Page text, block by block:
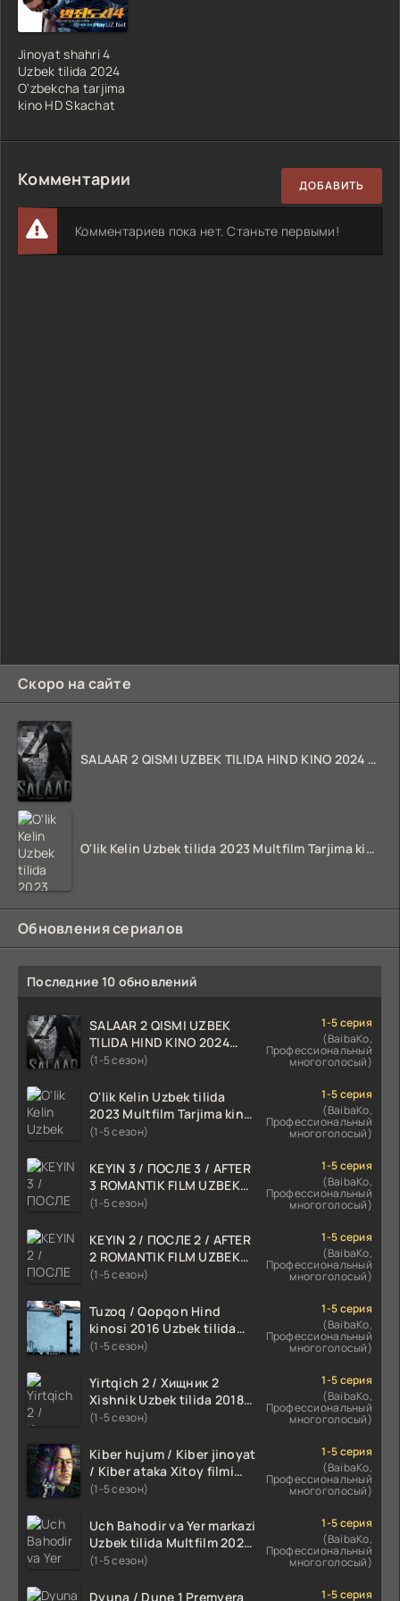
Скоро на сайте
SALAAR 2 QISMI UZBEK TILIDA HIND KINO 2024 TARJIMA 720p HD Skachat
O'lik Kelin Uzbek tilida 2023 Multfilm Tarjima kino skachat
Обновления сериалов
Последние 10 обновлений
SALAAR 2 QISMI UZBEK
TILIDA HIND KINO 2024
TARJIMA 720p HD Skachat
(1-5 сезон)
1-5 серия
(BaibaKo,
Профессиональный
многоголосый)
O'lik Kelin Uzbek tilida
2023 Multfilm Tarjima kino
skachat
(1-5 сезон)
1-5 серия
(BaibaKo,
Профессиональный
многоголосый)
KEYIN 3 / ПОСЛЕ 3 / AFTER
3 ROMANTIK FILM UZBEK
TILIDA 2021 TARJIMA FILM
(1-5 сезон)
1-5 серия
(BaibaKo,
Профессиональный
многоголосый)
KEYIN 2 / ПОСЛЕ 2 / AFTER
2 ROMANTIK FILM UZBEK
TILIDA 2020 TARJIMA FILM
(1-5 сезон)
1-5 серия
(BaibaKo,
Профессиональный
многоголосый)
Tuzoq / Qopqon Hind
kinosi 2016 Uzbek tilida
tarjima film HD
(1-5 сезон)
1-5 серия
(BaibaKo,
Профессиональный
многоголосый)
Yirtqich 2 / Хищник 2
Xishnik Uzbek tilida 2018-
2024 O'zbekcha tarjima
(1-5 сезон)
1-5 серия
(BaibaKo,
Профессиональный
многоголосый)
Kiber hujum / Kiber jinoyat
/ Kiber ataka Xitoy filmi
Uzbek tilida O'zbekcha
HD skachat
(1-5 сезон)
1-5 серия
(BaibaKo,
Профессиональный
многоголосый)
Uch Bahodir va Yer markazi
Uzbek tilida Multfilm 2025
tarjima HD skachat
(1-5 сезон)
1-5 серия
(BaibaKo,
Профессиональный
многоголосый)
Dyuna / Dune 1 Premyera
1-5 серия
Jinoyat shahri 4
Uzbek tilida 2024
O'zbekcha tarjima
kino HD Skachat
Комментарии ДОБАВИТЬ
Комментариев пока нет. Станьте первыми!